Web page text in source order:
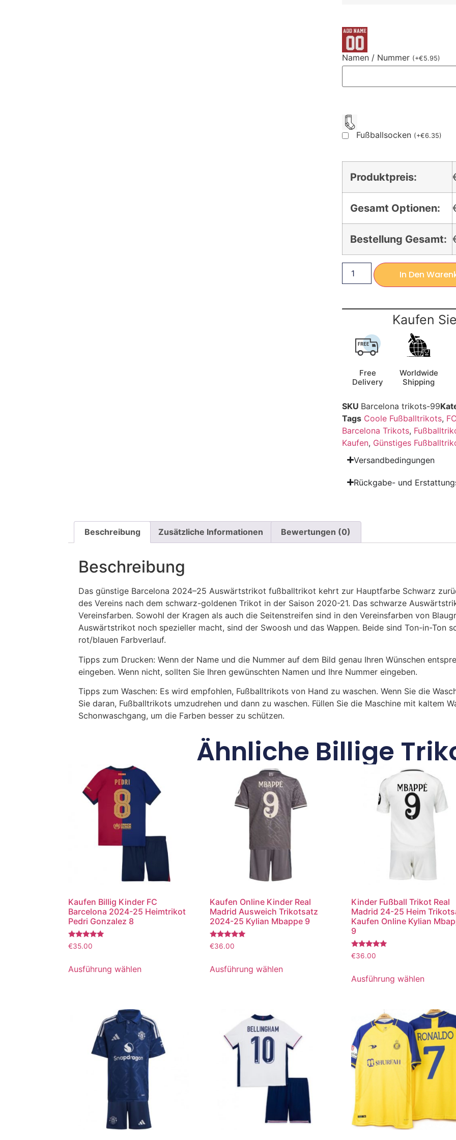
Namen / Nummer (+€5.95)
Fußballsocken (+€6.35)
Produktpreis:
Gesamt Optionen:
Bestellung Gesamt:
In Den
Kaufen
Free
Delivery
Worldwide
Shipping
SKU Barcelona trikots-99
Tags Coole Fußballtrikots,
Barcelona Trikots,
Kaufen, Günstiges
Versandbedingungen
Rückgabe- und
Beschreibung Zusätzliche Informationen Bewertungen (0)
Beschreibung
Das günstige Barcelona 2024–25 Auswärtstrikot fußballtrikot kehrt zur Hauptfarbe Schwarz
des Vereins nach dem schwarz-goldenen Trikot in der Saison 2020-21. Das schwarze
Vereinsfarben. Sowohl der Kragen als auch die Seitenstreifen sind in den Vereinsfarben von
Auswärtstrikot noch spezieller macht, sind der Swoosh und das Wappen. Beide sind Ton-in-Ton
rot/blauen Farbverlauf.
Tipps zum Drucken: Wenn der Name und die Nummer auf dem Bild genau Ihren Wünschen
eingeben. Wenn nicht, sollten Sie Ihren gewünschten Namen und Ihre Nummer eingeben.
Tipps zum Waschen: Es wird empfohlen, Fußballtrikots von Hand zu waschen. Wenn Sie die
Sie daran, Fußballtrikots umzudrehen und dann zu waschen. Füllen Sie die Maschine mit kaltem
Schonwaschgang, um die Farben besser zu schützen.
Ähnliche Billige
Kaufen Billig Kinder FC
Barcelona 2024-25 Heimtrikot
Pedri Gonzalez 8
Bewertet
mit
von 5
€35.00
Ausführung wählen
Kaufen Online Kinder Real
Madrid Ausweich Trikotsatz
2024-25 Kylian Mbappe 9
Bewertet
mit
von 5
€36.00
Ausführung wählen
Kinder Fußball Trikot Real
Madrid 24-25 Heim
Kaufen Online Kylian
9
Bewertet
mit
von 5
€36.00
Ausführung wählen